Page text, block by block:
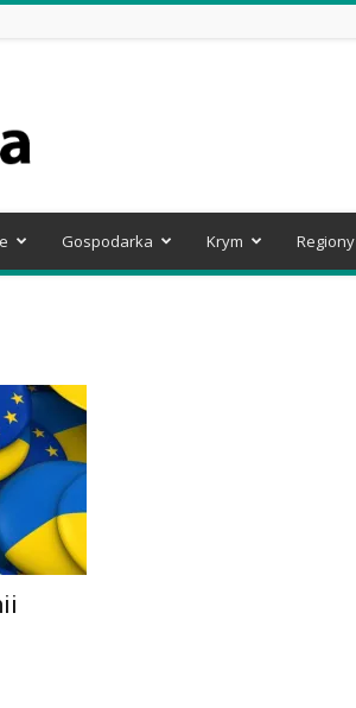
Gospodarka Krym Regiony